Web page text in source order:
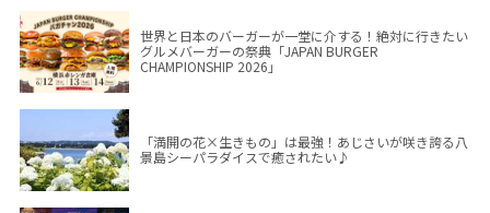
世界と日本のバーガーが一堂に介する！絶対に行きたい
グルメバーガーの祭典「JAPAN BURGER
CHAMPIONSHIP 2026」
「満開の花×生きもの」は最強！あじさいが咲き誇る八
景島シーパラダイスで癒されたい♪